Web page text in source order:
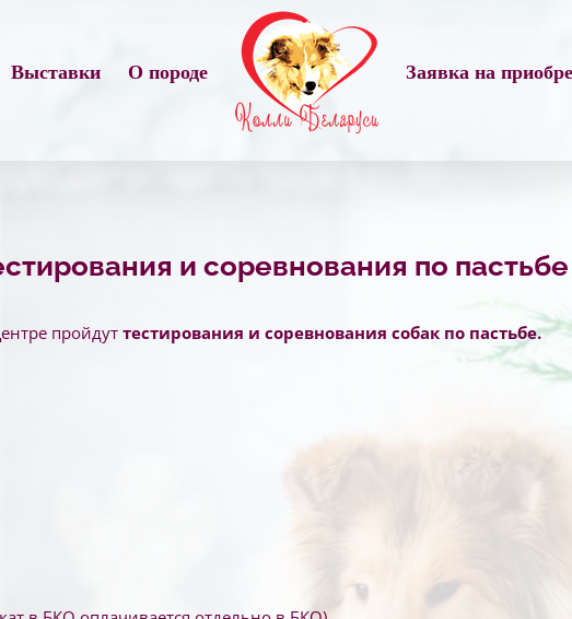
Выставки О породе Заявка на
и соревнования по пастьбе
пройдуттестирования и соревнования собак по пастьбе.